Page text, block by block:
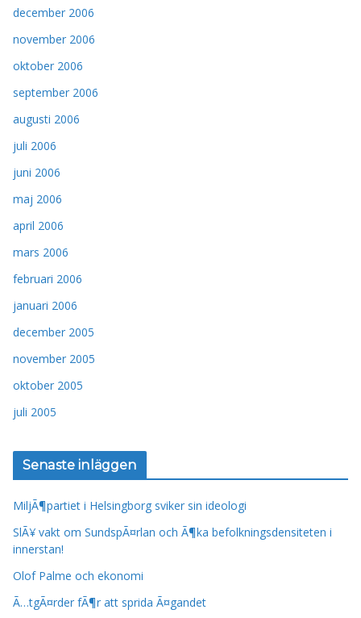
december 2006
november 2006
oktober 2006
september 2006
augusti 2006
juli 2006
juni 2006
maj 2006
april 2006
mars 2006
februari 2006
januari 2006
december 2005
november 2005
oktober 2005
juli 2005
Senaste inläggen
MiljÃ¶partiet i Helsingborg sviker sin ideologi
SlÃ¥ vakt om SundspÃ¤rlan och Ã¶ka befolkningsdensiteten i
innerstan!
Olof Palme och ekonomi
Ã…tgÃ¤rder fÃ¶r att sprida Ã¤gandet